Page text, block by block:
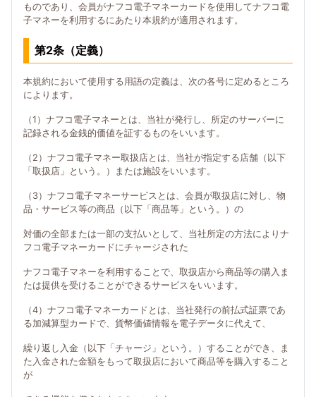
ものであり、会員がナフコ電子マネーカードを使用してナフコ電
子マネーを利用するにあたり本規約が適用されます。
第2条（定義）
本規約において使用する用語の定義は、次の各号に定めるところ
によります。
（1）ナフコ電子マネーとは、当社が発行し、所定のサーバーに
記録される金銭的価値を証するものをいいます。
（2）ナフコ電子マネー取扱店とは、当社が指定する店舗（以下
「取扱店」という。）または施設をいいます。
（3）ナフコ電子マネーサービスとは、会員が取扱店に対し、物
品・サービス等の商品（以下「商品等」という。）の
対価の全部または一部の支払いとして、当社所定の方法によりナ
フコ電子マネーカードにチャージされた
ナフコ電子マネーを利用することで、取扱店から商品等の購入ま
たは提供を受けることができるサービスをいいます。
（4）ナフコ電子マネーカードとは、当社発行の前払式証票であ
る加減算型カードで、貨幣価値情報を電子データに代えて、
繰り返し入金（以下「チャージ」という。）することができ、ま
た入金された金額をもって取扱店において商品等を購入すること
が